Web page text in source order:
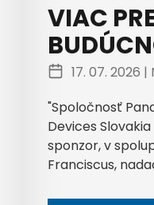
VIAC
17. 07. 2026 |
"Spoločnosť
Devices
sponzor, v
Franciscus,